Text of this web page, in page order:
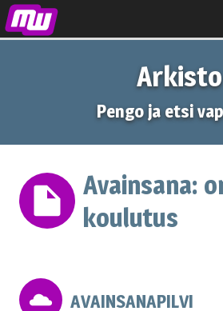
Arkisto
Pengo ja etsi
Avainsana:
koulutus
AVAINSANAPILVI